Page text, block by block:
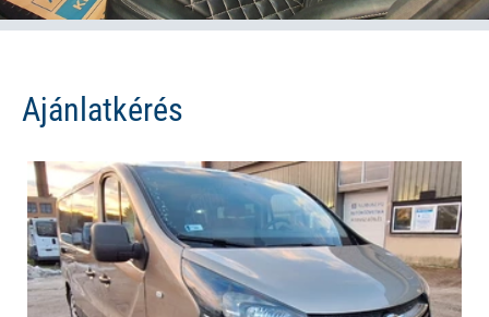
Ajánlatkérés